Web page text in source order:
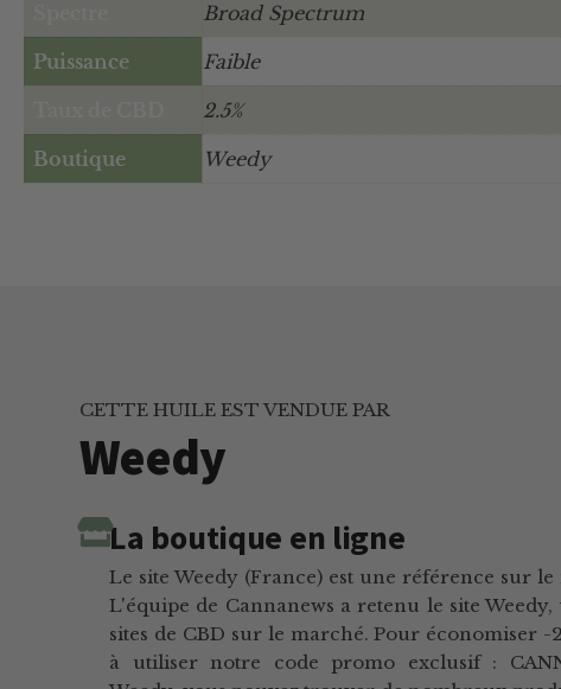
Broad Spectrum
Puissance Faible
2.5%
Boutique Weedy
CETTE HUILE EST VENDUE PAR
Weedy
La boutique en ligne
Le site Weedy (France) est une référence sur
L'équipe de Cannanews a retenu le site
sites de CBD sur le marché. Pour économiser -
à utiliser notre code promo exclusif :